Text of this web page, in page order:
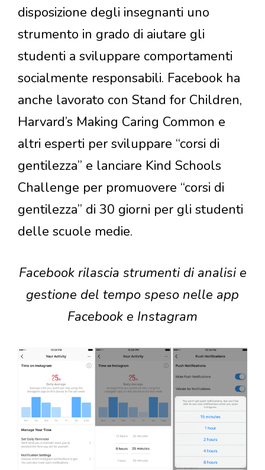
disposizione degli insegnanti uno
strumento in grado di aiutare gli
studenti a sviluppare comportamenti
socialmente responsabili. Facebook ha
anche lavorato con Stand for Children,
Harvard’s Making Caring Common e
altri esperti per sviluppare “corsi di
gentilezza” e lanciare Kind Schools
Challenge per promuovere “corsi di
gentilezza” di 30 giorni per gli studenti
delle scuole medie.
Facebook rilascia strumenti di analisi e
gestione del tempo speso nelle app
Facebook e Instagram